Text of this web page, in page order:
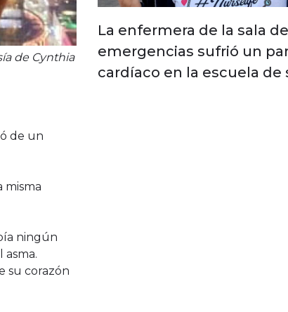
de Cynthia
de un
misma
ningún
asma.
su corazón
La enfermera de la sala de
emergencias sufrió un
cardíaco en la escuela de